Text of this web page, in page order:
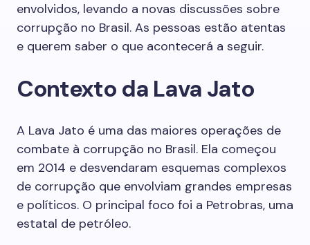
envolvidos, levando a novas discussões sobre
corrupção no Brasil. As pessoas estão atentas
e querem saber o que acontecerá a seguir.
Contexto da Lava Jato
A Lava Jato é uma das maiores operações de
combate à corrupção no Brasil. Ela começou
em 2014 e desvendaram esquemas complexos
de corrupção que envolviam grandes empresas
e políticos. O principal foco foi a Petrobras, uma
estatal de petróleo.